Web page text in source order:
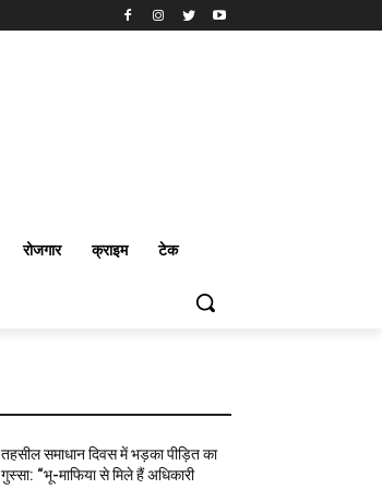
रोजगार क्राइम टेक
तहसील समाधान दिवस में भड़का पीड़ित का
गुस्सा: “भू-माफिया से मिले हैं अधिकारी